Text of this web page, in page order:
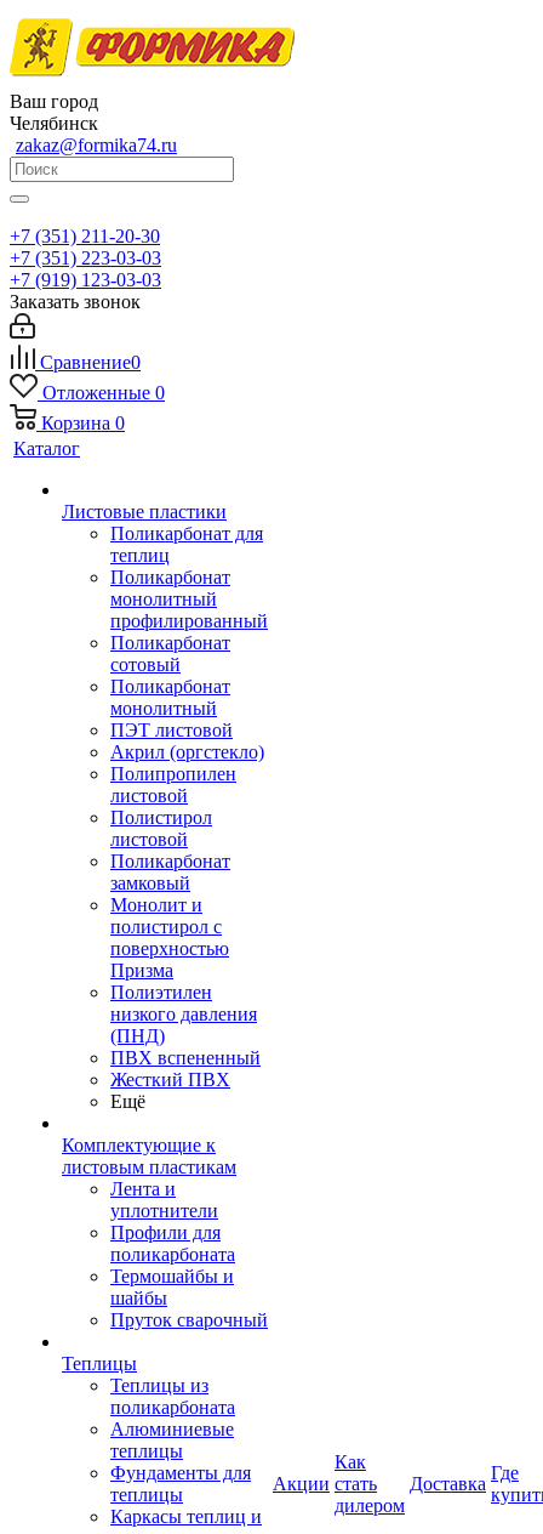
Ваш город
Челябинск
zakaz@formika74.ru
+7 (351) 211-20-30
+7 (351) 223-03-03
+7 (919) 123-03-03
Заказать звонок
Сравнение0
Отложенные 0
Корзина 0
Каталог
Листовые пластики
Поликарбонат для
теплиц
Поликарбонат
монолитный
профилированный
Поликарбонат
сотовый
Поликарбонат
монолитный
ПЭТ листовой
Акрил (оргстекло)
Полипропилен
листовой
Полистирол
листовой
Поликарбонат
замковый
Монолит и
полистирол с
поверхностью
Призма
Полиэтилен
низкого давления
(ПНД)
ПВХ вспененный
Жесткий ПВХ
Ещё
Комплектующие к
листовым пластикам
Лента и
уплотнители
Профили для
поликарбоната
Термошайбы и
шайбы
Пруток сварочный
Теплицы
Теплицы из
поликарбоната
Алюминиевые
теплицы
Фундаменты для
теплицы
Каркасы теплиц и
Акции
Как
стать
дилером
Доставка
Где